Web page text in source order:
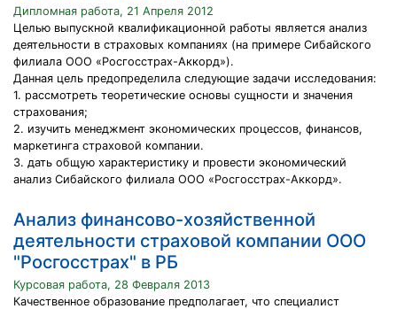
Дипломная работа, 21 Апреля 2012
Целью выпускной квалификационной работы является анализ
деятельности в страховых компаниях (на примере Сибайского
филиала ООО «Росгосстрах-Аккорд»).
Данная цель предопределила следующие задачи исследования:
1. рассмотреть теоретические основы сущности и значения
страхования;
2. изучить менеджмент экономических процессов, финансов,
маркетинга страховой компании.
3. дать общую характеристику и провести экономический
анализ Сибайского филиала ООО «Росгосстрах-Аккорд».
Анализ финансово-хозяйственной
деятельности страховой компании ООО
"Росгосстрах" в РБ
Курсовая работа, 28 Февраля 2013
Качественное образование предполагает, что специалист